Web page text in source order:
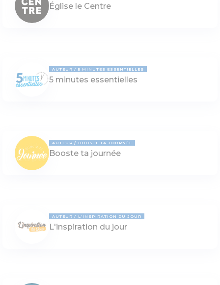
Église le Centre
AUTEUR 5 MINUTES ESSENTIELLES
5 minutes essentielles
AUTEUR BOOSTE TA JOURNÉE
Booste ta journée
AUTEUR L'INSPIRATION DU JOUR
L'inspiration du jour